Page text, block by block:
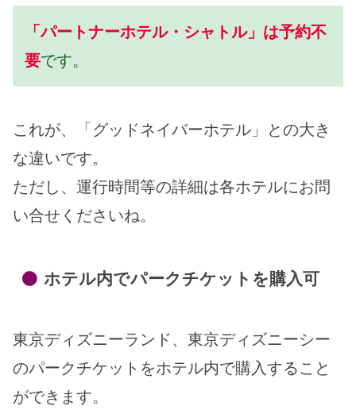
「パートナーホテル・シャトル」は予約不
要です。
これが、「グッドネイバーホテル」との大き
な違いです。
ただし、運行時間等の詳細は各ホテルにお問
い合せくださいね。
ホテル内でパークチケットを購入可
東京ディズニーランド、東京ディズニーシー
のパークチケットをホテル内で購入すること
ができます。